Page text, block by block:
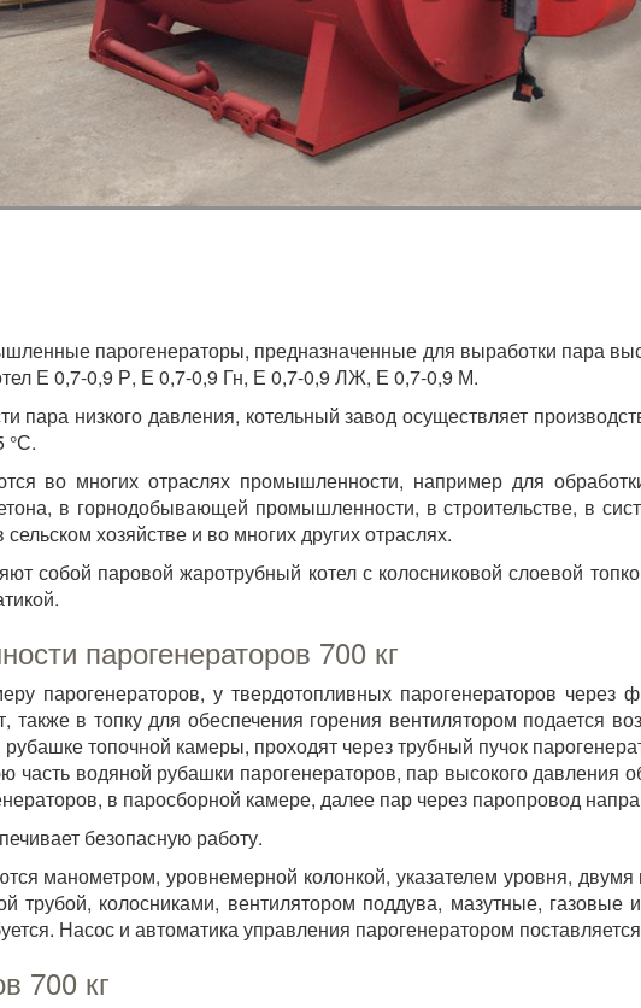
парогенераторы, предназначенные для выработки пара
Е 0,7-0,9 Р, Е 0,7-0,9 Гн, Е 0,7-0,9 ЛЖ, Е 0,7-0,9 М.
пара низкого давления, котельный завод осуществляет
°С.
во многих отраслях промышленности, например для
в горнодобывающей промышленности, в строительстве, в
хозяйстве и во многих других отраслях.
собой паровой жаротрубный котел с колосниковой слоевой
парогенераторов 700 кг
парогенераторов, у твердотопливных парогенераторов через
также в топку для обеспечения горения вентилятором подается
топочной камеры, проходят через трубный пучок
часть водяной рубашки парогенераторов, пар высокого давления
в паросборной камере, далее пар через паропровод
безопасную работу.
манометром, уровнемерной колонкой, указателем уровня,
трубой, колосниками, вентилятором поддува, мазутные, газовые
Насос и автоматика управления парогенератором
700 кг